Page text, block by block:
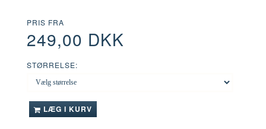
PRIS FRA
249,00 DKK
STØRRELSE:
LÆG I KURV